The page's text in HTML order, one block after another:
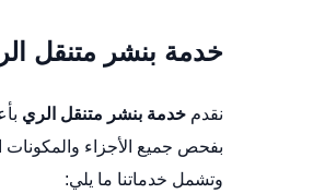
خدمة بنشر متنقل
نقدم خدمة بنشر متنقل الري
بفحص جميع الأجزاء والمكونات
وتشمل خدماتنا ما يلي: